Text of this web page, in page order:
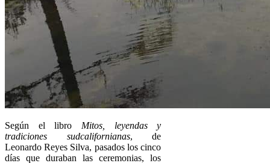
Según el libro Mitos, leyendas y
tradiciones sudcalifornianas, de
Leonardo Reyes Silva, pasados los cinco
días que duraban las ceremonias, los